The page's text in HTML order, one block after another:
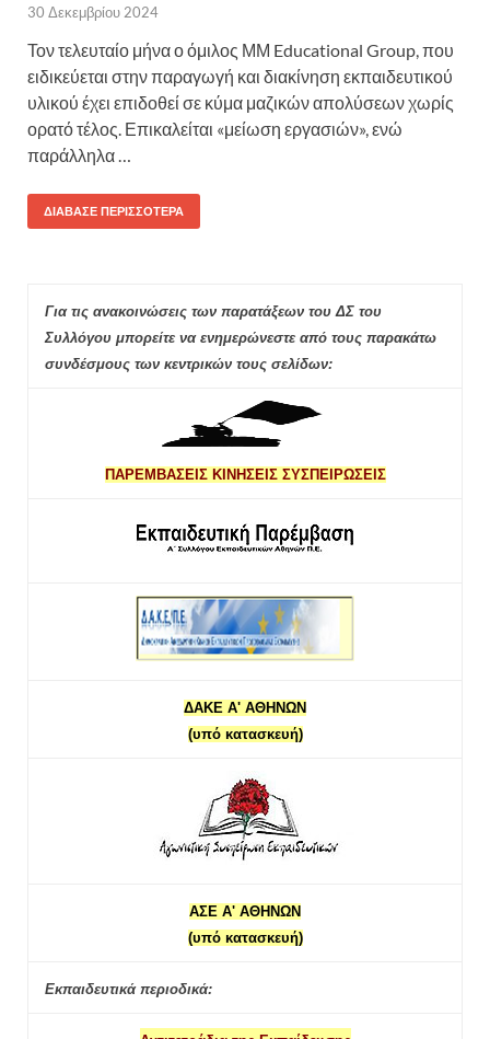
30 Δεκεμβρίου 2024
Τον τελευταίο μήνα ο όμιλος ΜΜ Educational Group, που
ειδικεύεται στην παραγωγή και διακίνηση εκπαιδευτικού
υλικού έχει επιδοθεί σε κύμα μαζικών απολύσεων χωρίς
ορατό τέλος. Επικαλείται «μείωση εργασιών», ενώ
παράλληλα …
ΔΙΆΒΑΣΕ ΠΕΡΙΣΣΌΤΕΡΑ
Για τις ανακοινώσεις των παρατάξεων του ΔΣ του
Συλλόγου μπορείτε να ενημερώνεστε από τους παρακάτω
συνδέσμους των κεντρικών τους σελίδων:
ΠΑΡΕΜΒΑΣΕΙΣ ΚΙΝΗΣΕΙΣ ΣΥΣΠΕΙΡΩΣΕΙΣ
ΔΑΚΕ Α' ΑΘΗΝΩΝ
(υπό κατασκευή)
ΑΣΕ Α' ΑΘΗΝΩΝ
(υπό κατασκευή)
Εκπαιδευτικά περιοδικά: